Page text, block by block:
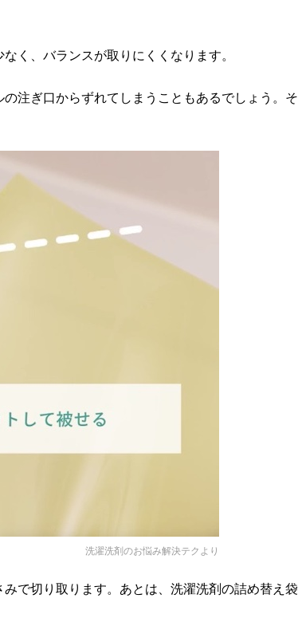
く、バランスが取りにくくなります。
注ぎ口からずれてしまうこともあるでしょう。そ
洗濯洗剤のお悩み解決テク より
で切り取ります。あとは、洗濯洗剤の詰め替え袋